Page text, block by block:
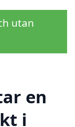
utan
en
i